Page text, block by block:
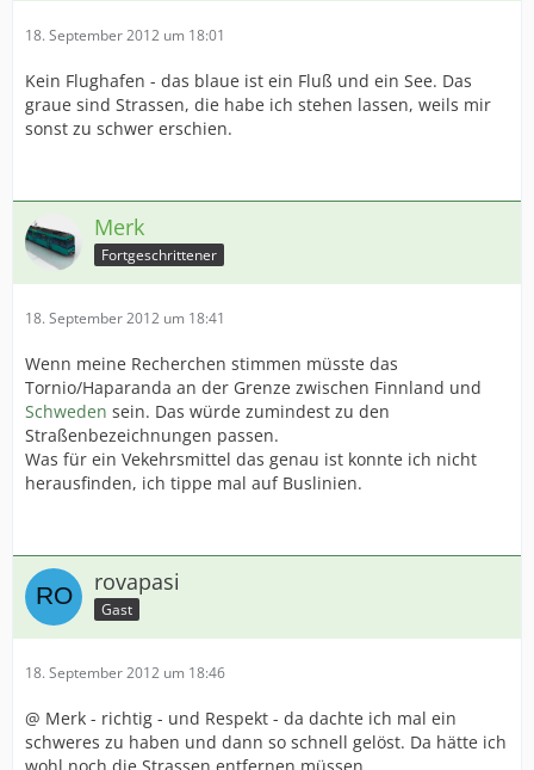
18. September 2012 um 18:01
Kein Flughafen - das blaue ist ein Fluß und ein See. Das
graue sind Strassen, die habe ich stehen lassen, weils mir
sonst zu schwer erschien.
Merk
Fortgeschrittener
18. September 2012 um 18:41
Wenn meine Recherchen stimmen müsste das
Tornio/Haparanda an der Grenze zwischen Finnland und
Schweden sein. Das würde zumindest zu den
Straßenbezeichnungen passen.
Was für ein Vekehrsmittel das genau ist konnte ich nicht
herausfinden, ich tippe mal auf Buslinien.
rovapasi
Gast
18. September 2012 um 18:46
@ Merk - richtig - und Respekt - da dachte ich mal ein
schweres zu haben und dann so schnell gelöst. Da hätte ich